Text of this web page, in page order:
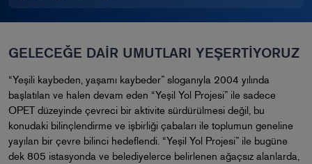
GELECEĞE DAİR UMUTLARI YEŞERTİYORUZ
“Yeşili kaybeden, yaşamı kaybeder” sloganıyla 2004 yılında
başlatılan ve halen devam eden “Yeşil Yol Projesi” ile sadece
OPET düzeyinde çevreci bir aktivite sürdürülmesi değil, bu
konudaki bilinçlendirme ve işbirliği çabaları ile toplumun geneline
yayılan bir çevre bilinci hedeflendi. “Yeşil Yol Projesi” ile bugüne
dek 805 istasyonda ve belediyelerce belirlenen ağaçsız alanlarda,